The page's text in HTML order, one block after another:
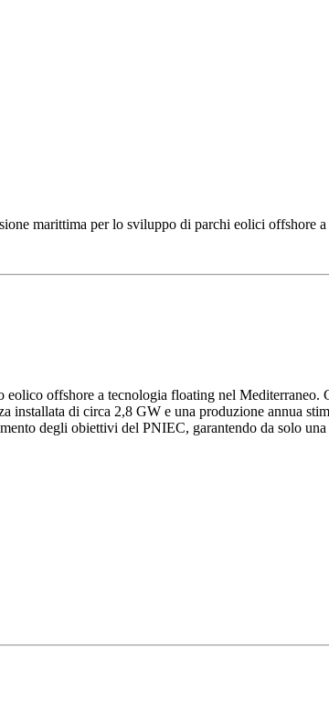
marittima per lo sviluppo di parchi eolici offshore
offshore a tecnologia floating nel
installata di circa 2,8 GW e una produzione annua
degli obiettivi del PNIEC, garantendo da solo